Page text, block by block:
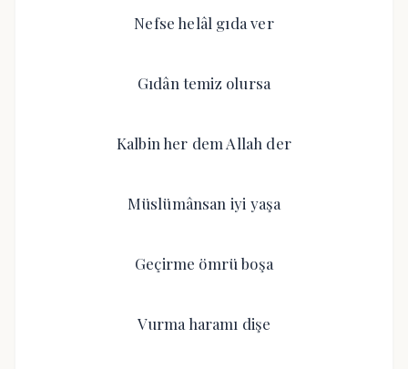
Nefse helâl gıda ver
Gıdân temiz olursa
Kalbin her dem Allah der
Müslümânsan iyi yaşa
Geçirme ömrü boşa
Vurma haramı dişe